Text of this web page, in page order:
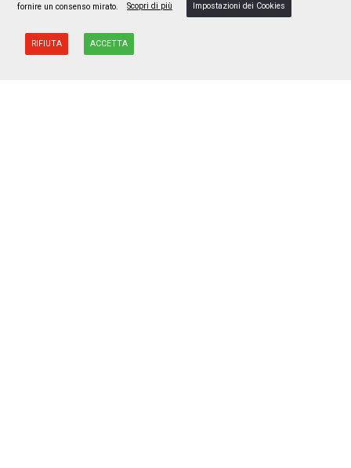
fornire un consenso mirato. Scopri di più Impostazioni dei Cookies
RIFIUTA ACCETTA